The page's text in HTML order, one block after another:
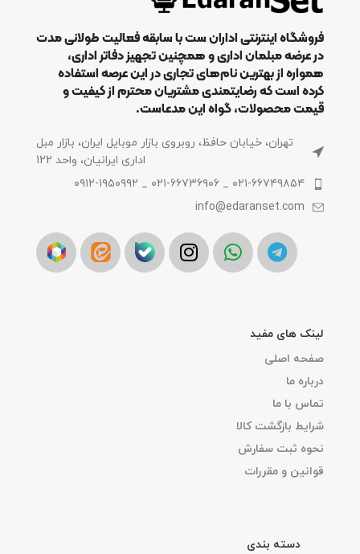
فروشگاه اینترنتی اداران ست با سابقه فعالیت طولانی مدت
در عرضه مبلمان اداری و همچنین تجهیز دفاتر اداری،
همواره از بهترین نام‌های تجاری در این عرصه استفاده
کرده است که رضایتمندی مشتریان محترم از کیفیت و
قیمت محصولات، گواه این مدعاست.
تهران، خیابان حافظ، روبروی بازار موبایل ایران، بازار مبل
اداری ایرانیان، واحد 122
۰۲۱-۶۶۷۴۹۸۵۴ _ ۰۲۱-۶۶۷۳۶۹۰۶ _ ۰۹۱۲-۱۹۵۰۹۹۲
info@edaranset.com
لینک های مفید
صفحه اصلی
درباره ما
تماس با ما
شرایط بازگشت کالا
نحوه ثبت سفارش
قوانین و مقررات
دسته بندی